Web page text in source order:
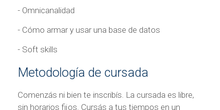
- Omnicanalidad
- Cómo armar y usar una base de datos
- Soft skills
Metodología de cursada
Comenzás ni bien te inscribís. La cursada es libre,
sin horarios fijos. Cursás a tus tiempos en un